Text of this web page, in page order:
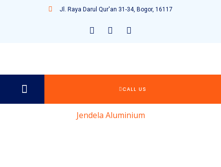
Jl. Raya Darul Qur'an 31-34, Bogor, 16117
CALL US
Jendela Aluminium